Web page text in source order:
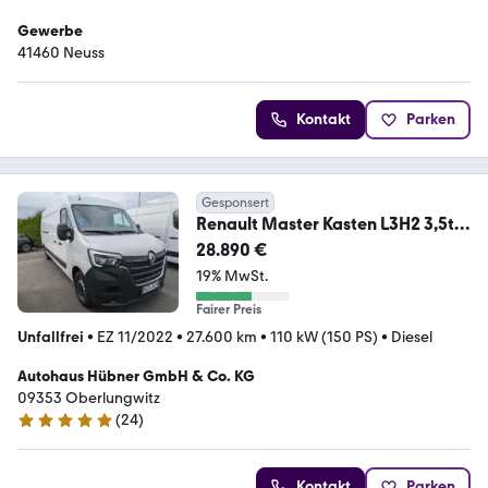
Gewerbe
41460 Neuss
Kontakt Parken
Gesponsert
Renault Master Kasten L3H2 3,5t
dCi 150PS Automatik
28.890 €
19% MwSt.
Fairer Preis
Unfallfrei • EZ 11/2022 • 27.600 km • 110 kW (150 PS) • Diesel
Autohaus Hübner GmbH & Co. KG
09353 Oberlungwitz
5 Sterne
(24)